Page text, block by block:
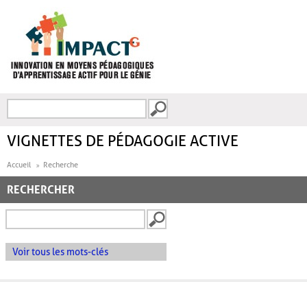
FORMULAIRE DE
VIGNETTES DE PÉDAGOGIE ACTIVE
Accueil Recherche
RECHERCHER
Voir tous les mots-clés